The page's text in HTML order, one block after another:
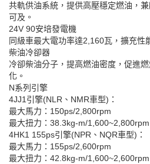
共軌供油系統，提供高壓穩定燃油，
可及。
24V 90安培發電機
同級車最大電功率達2,160瓦，擴充性
柴油冷卻器
冷卻柴油分子，提高燃油密度，促進
化。
N系列引擎
4JJ1引擎(NLR、NMR車型)：
最大馬力：150ps/2,800rpm
最大扭力：38.3kg-m/1,600~2,800rpm
4HK1 155ps引擎(NPR、NQR車型)：
最大馬力：155ps/2,600rpm
最大扭力：42.8kg-m/1,600~2,600rpm